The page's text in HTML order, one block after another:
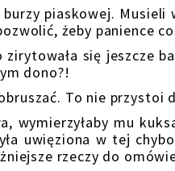
piaskowej. Musieli
żeby panience
się jeszcze
dono?!
To nie przystoi
mu
uwięziona w tej
rzeczy do